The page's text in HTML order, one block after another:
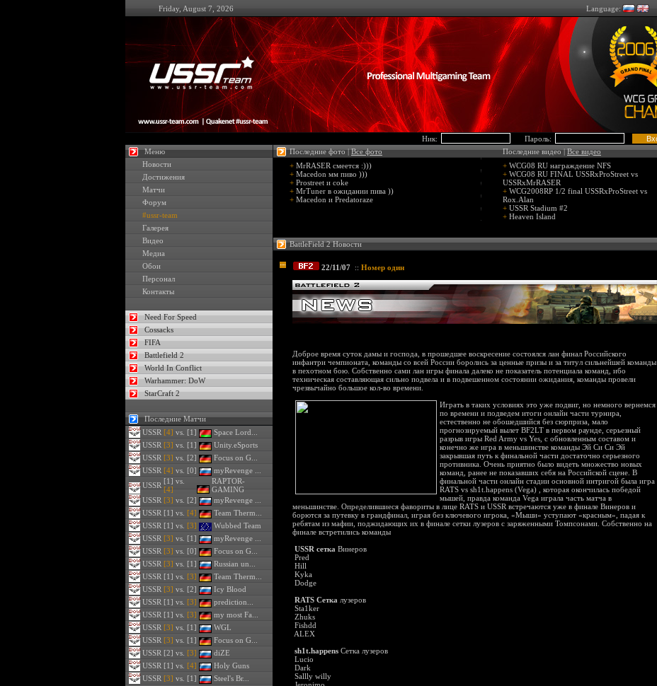
Friday, August 7, 2026 Language:
Ник: Пароль:
Меню
Новости
Достижения
Матчи
Форум
#ussr-team
Галерея
Видео
Медиа
Обои
Персонал
Контакты
Need For Speed
Cossacks
FIFA
Battlefield 2
World In Conflict
Warhammer: DoW
StarCraft 2
Последние Матчи
USSR [4] vs. [1]
Space Lord...
USSR [3] vs. [1]
Unity.eSports
USSR [3] vs. [2]
Focus on G...
USSR [4] vs. [0]
myRevenge ...
USSR [1] vs.
[4]
RAPTOR-
GAMING
USSR [3] vs. [2]
myRevenge ...
USSR [1] vs. [4]
Team Therm...
USSR [1] vs. [3]
Wubbed Team
USSR [3] vs. [1]
myRevenge ...
USSR [3] vs. [0]
Focus on G...
USSR [3] vs. [1]
Russian un...
USSR [1] vs. [3]
Team Therm...
USSR [3] vs. [2]
Icy Blood
USSR [1] vs. [3]
prediction...
USSR [1] vs. [3]
my most Fa...
USSR [3] vs. [1]
WGL
USSR [3] vs. [1]
Focus on G...
USSR [2] vs. [3]
diZE
USSR [1] vs. [4]
Holy Guns
USSR [3] vs. [1] Steel's Br...
Последние фото |Все фото Последние видео |Все видео
+ MrRASER смеется :)))
+ Macedon мм пиво )))
+ Prostreet и coke
+ MrTuner в ожидании пива ))
+ Macedon и Predatoraze
+ WCG08 RU награждение NFS
+ WCG08 RU FINAL USSRxProStreet vs
USSRxMrRASER
+ WCG2008RP 1/2 final USSRxProStreet vs
Rox.Alan
+ USSR Stadium #2
+ Heaven Island
BattleField 2 Новости
22/11/07 :: Номер один
Доброе время суток дамы и господа, в прошедшее воскресение состоялся лан финал Российского
инфантри чемпионата, команды со всей России боролись за ценные призы и за титул сильнейшей команды
в пехотном бою. Собственно сами лан игры финала далеко не показатель потенциала команд, ибо
техническая составляющая сильно подвела и в подвешенном состоянии ожидания, команды провели
чрезвычайно большое кол-во времени.
Играть в таких условиях это уже подвиг, но немного вернемся
по времени и подведем итоги онлайн части турнира,
естественно не обошедшийся без сюрприза, мало
прогнозируемый вылет BF2LT в первом раунде, серьезный
разрыв игры Red Army vs Yes, с обновленным составом и
конечно же игра в меньшинстве команды Эй Си Си Эй
закрывшая путь к финальной части достаточно серьезного
противника. Очень приятно было видеть множество новых
команд, ранее не показавших себя на Российской сцене. В
финальной части онлайн стадии основной интригой была игра
RATS vs sh1t.happens (Vega) , которая окончилась победой
мышей, правда команда Vega играла часть матча в
меньшинстве. Определившиеся фавориты в лице RATS и USSR встречаются уже в финале Винеров и
борются за путевку в грандфинал, играя без ключевого игрока, «Мыши» уступают «красным», падая к
ребятам из мафии, поджидающих их в финале сетки лузеров с заряженными Томпсонами. Собственно на
финале встретились команды
USSR сетка Винеров
Pred
Hill
Kyka
Dodge
RATS Сетка лузеров
Sta1ker
Zhuks
Fishdd
ALEX
sh1t.happens Сетка лузеров
Lucio
Dark
Sallly willy